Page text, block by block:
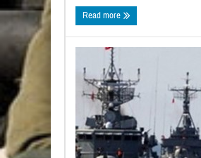
Read more